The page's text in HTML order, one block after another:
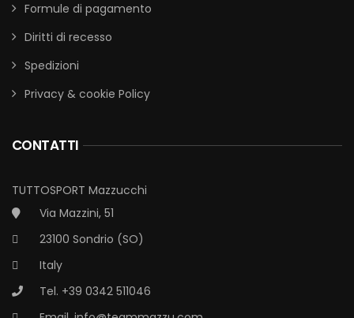
Formule di pagamento
Diritti di recesso
Spedizioni
Privacy & cookie Policy
CONTATTI
TUTTOSPORT Mazzucchi
Via Mazzini, 51
23100 Sondrio (SO)
Italy
Tel. +39 0342 511046